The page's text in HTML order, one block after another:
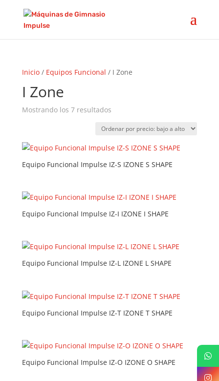
Inicio/ Equipos Funcional / I Zone
I Zone
Mostrando los 7 resultadosOrdenado
precio:
alto
Equipo Funcional Impulse IZ-S IZONE S SHAPE
Equipo Funcional Impulse IZ-I IZONE I SHAPE
Equipo Funcional Impulse IZ-L IZONE L SHAPE
Equipo Funcional Impulse IZ-T IZONE T SHAPE
Equipo Funcional Impulse IZ-O IZONE O SHAPE